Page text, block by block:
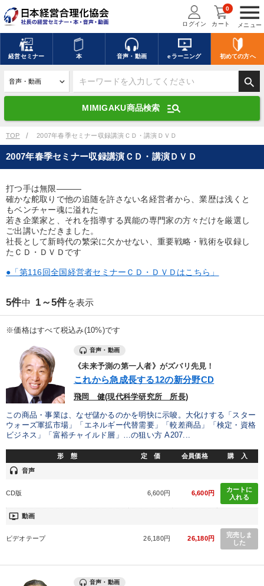
menu
メニュー
ログイン カート
0
経営セミナー 本 音声・動画 eラーニング 初めての方へ
search
MIMIGAKU商品検索 manage_search
キーワードを入力して探す
デジタル版対応のみ検索結果に表示する
search 上記の条件で検索
全国経営者セミナー講演収録物（全1315タイトル）からお探しいただけ
ます
カテゴリー
優秀各社の智恵と戦略 事業家のロマンと経営
若手異才経営者の発想
テーマ
社員が自律的に動き出す組織づくり
2026年春季全国経営者セミナー収録講演ＣＤ・講演ＤＶＤ・デジ
タル版（音声／動画ストリーミング・ダウンロード）
【最新刊】時代を超える経営150の言葉＋社長のスピーチ・話材
業種
TOP 2007年春季セミナー収録講演ＣＤ・講演ＤＶＤ
2007年春季セミナー収録講演ＣＤ・講演ＤＶＤ
打つ手は無限―――
確かな舵取りで他の追随を許さない名経営者から、業歴は浅くと
もベンチャー魂に溢れた
若き企業家と、それを指導する異能の専門家の方々だけを厳選し
ご出講いただきました。
社長として新時代の繁栄に欠かせない、重要戦略・戦術を収録し
たＣＤ・ＤＶＤです
●「第116回全国経営者セミナーＣＤ・ＤＶＤはこちら」
5件中 1～5件を表示
※価格はすべて税込み(10%)です
音声・動画
《未来予測の第一人者》がズバリ先見！
これから急成長する12の新分野CD
飛岡 健(現代科学研究所 所長)
この商品・事業は、なぜ儲かるのかを明快に示唆。大化けする「スター
ウォーズ軍拡市場」「エネルギー代替需要」「較差商品」「検定・資格
ビジネス」「富裕チャイルド層」…の狙い方 A207...
形 態 定 価 会員価格 購 入
headset 音声
CD版 6,600円 6,600円
カートに
入れる
ondemand_video 動画
ビデオテープ 26,180円 26,180円
完売しま
した
音声・動画